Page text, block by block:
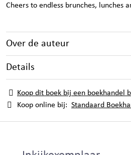
Cheers to endless brunches, lunches
Over de auteur
Details
Koop dit boek bij een boekhandel
Koop online bij: Standaard